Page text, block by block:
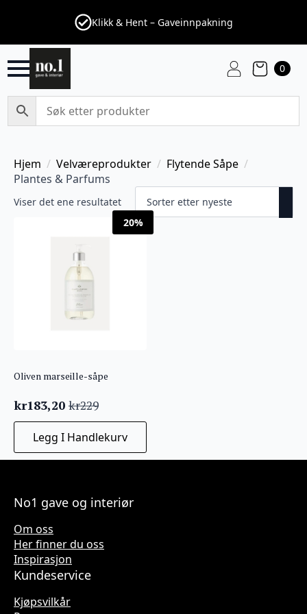
Klikk & Hent – Gaveinnpakning
0
Hjem Velværeprodukter
Flytende Såpe
Plantes & Parfums
Viser det ene resultatet
20%
Oliven marseille-såpe
kr229
Opprinnelig
pris
var:
kr229.
kr183,20
Nåværende
pris
kr183,20.
Legg I Handlekurv
No1 gave og interiør
Om oss
Her finner du oss
Inspirasjon
Kundeservice
Kjøpsvilkår